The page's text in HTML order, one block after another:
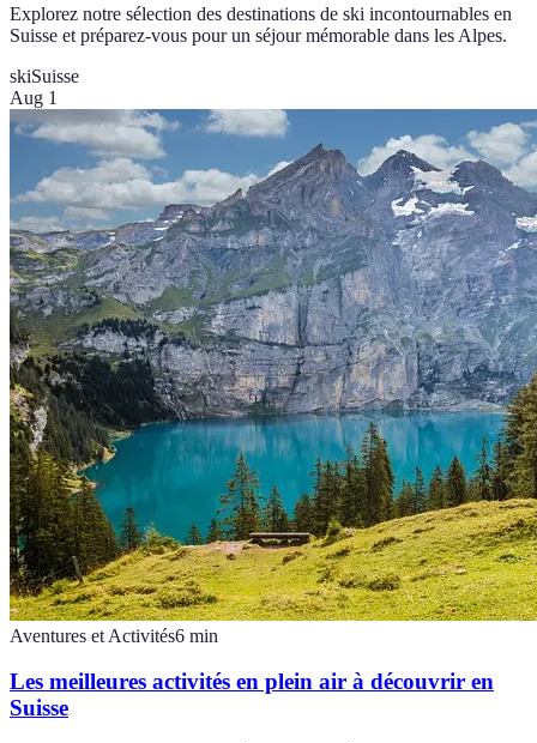
Explorez notre sélection des destinations de ski incontournables en
Suisse et préparez-vous pour un séjour mémorable dans les Alpes.
skiSuisse
Aug 1
Aventures et Activités6 min
Les meilleures activités en plein air à découvrir en
Suisse